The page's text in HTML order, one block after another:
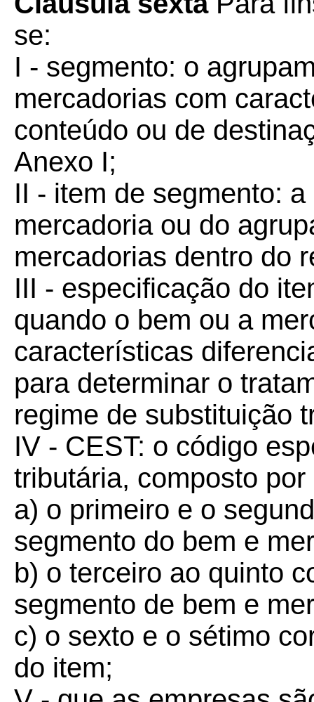
se:
I - segmento: o
mercadorias com
conteúdo ou de
Anexo I;
II - item de segmento:
mercadoria ou do
mercadorias dentro do
III - especificação do
quando o bem ou a
características
para determinar o
regime de substituição
IV - CEST: o código
tributária, composto
a) o primeiro e o
segmento do bem e
b) o terceiro ao quinto
segmento de bem e
c) o sexto e o sétimo
do item;